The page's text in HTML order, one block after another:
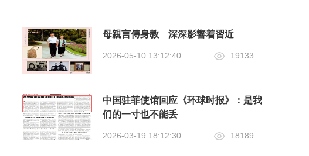
母親言傳身教 深深影響着習近
2026-05-10 13:12:40 19133
中国驻菲使馆回应《环球时报》：是我
们的一寸也不能丢
2026-03-19 18:12:30 18189